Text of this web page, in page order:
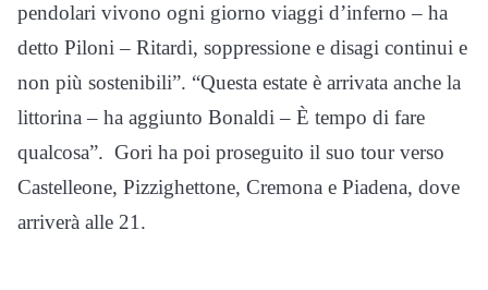
pendolari vivono ogni giorno viaggi d’inferno – ha
detto Piloni – Ritardi, soppressione e disagi continui e
non più sostenibili”. “Questa estate è arrivata anche la
littorina – ha aggiunto Bonaldi – È tempo di fare
qualcosa”. Gori ha poi proseguito il suo tour verso
Castelleone, Pizzighettone, Cremona e Piadena, dove
arriverà alle 21.